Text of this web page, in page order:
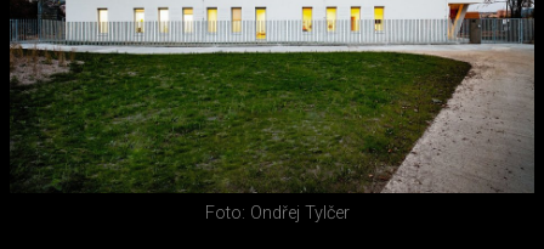
Foto: Ondřej Tylčer